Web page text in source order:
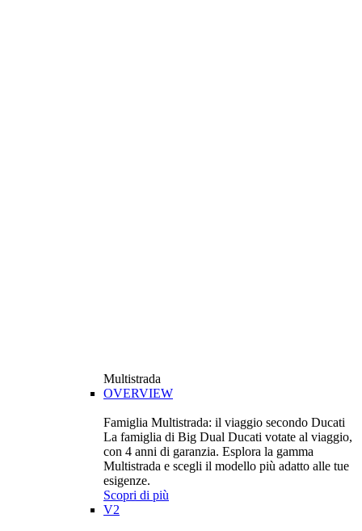
Multistrada
OVERVIEW
Famiglia Multistrada: il viaggio secondo Ducati
La famiglia di Big Dual Ducati votate al viaggio,
con 4 anni di garanzia. Esplora la gamma
Multistrada e scegli il modello più adatto alle tue
esigenze.
Scopri di più
V2